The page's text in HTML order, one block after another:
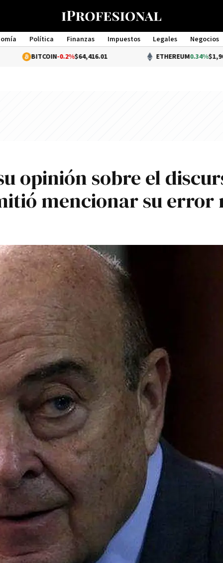
Política Finanzas Impuestos Legales
Negocios
Management
-0.2%$64,416.01 ETHEREUM 0.34%$1,903.97
opinión sobre el
mencionar su error